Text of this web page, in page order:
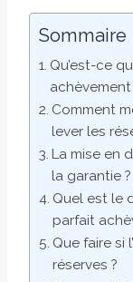
Sommaire
Qu’est-ce
achèvement
Comment
lever les
La mise en
la garantie ?
Quel est le
parfait
Que faire si
réserves ?